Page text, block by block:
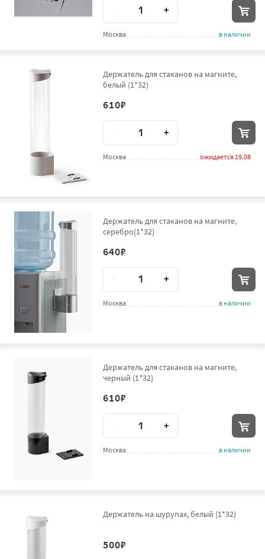
Количество
+
Москва в наличии
Держатель для стаканов на магните,
белый (1*32)
610₽
Количество
+
Москва ожидается 19.08
Держатель для стаканов на магните,
серебро(1*32)
640₽
Количество
+
Москва в наличии
Держатель для стаканов на магните,
черный (1*32)
610₽
+
Москва в наличии
Держатель на шурупах, белый (1*32)
500₽